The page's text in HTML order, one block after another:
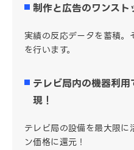
制作と広告のワンス
実績の反応データを蓄積。
を行います。
テレビ局内の機器利
現！
テレビ局の設備を最大限
ン価格に還元！